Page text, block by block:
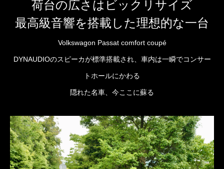
荷台の広さはビックリサイズ
最高級音響を搭載した理想的な一台
Volkswagon Passat comfort coupé
DYNAUDIOのスピーカが標準搭載され、車内は一瞬でコンサー
トホールにかわる
隠れた名車、今ここに蘇る